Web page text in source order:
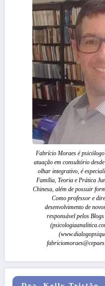
Fabrício Moraes é
atuação em consultório
olhar integrativo, é
Família, Teoria e Prática
Chinesa, além de possuir
Como professor e
desenvolvimento de
responsável pelos